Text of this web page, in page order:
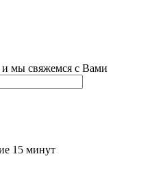
мы свяжемся с Вами
15 минут